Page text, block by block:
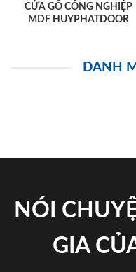
CỬA GỖ CÔNG NGHIỆP
MDF HUYPHATDOOR
DANH
NÓI
GIA